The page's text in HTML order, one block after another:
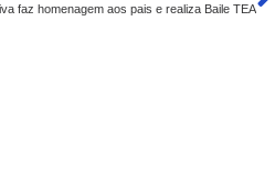
faz homenagem aos pais e realiza Baile TEA